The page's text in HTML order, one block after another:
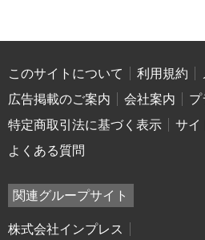
このサイトについて 利用規約
広告掲載のご案内
会社案内
プ
特定商取引法に基づく表示
サイ
よくある質問
関連グループサイト
株式会社インプレス